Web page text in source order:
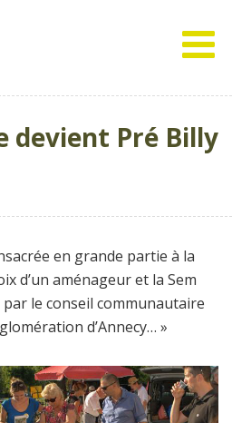
devient Pré Billy
en grande partie à la
d’un aménageur et la Sem
le conseil communautaire
d’Annecy… »